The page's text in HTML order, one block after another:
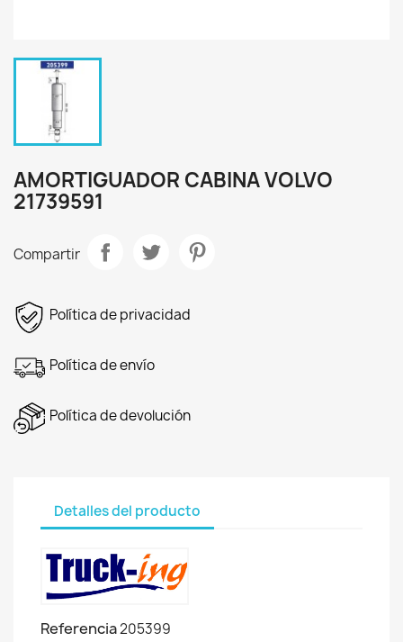
AMORTIGUADOR CABINA VOLVO
21739591
Compartir
Política de privacidad
Política de envío
Política de devolución
Detalles del producto
Referencia205399